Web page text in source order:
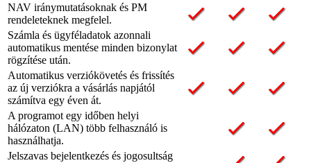
NAV iránymutatásoknak és PM
rendeleteknek megfelel.
Számla és ügyféladatok azonnali
automatikus mentése minden bizonylat
rögzítése után.
Automatikus verziókövetés és frissítés
az új verziókra a vásárlás napjától
számítva egy éven át.
A programot egy időben helyi
hálózaton (LAN) több felhasználó is
használhatja.
Jelszavas bejelentkezés és jogosultság